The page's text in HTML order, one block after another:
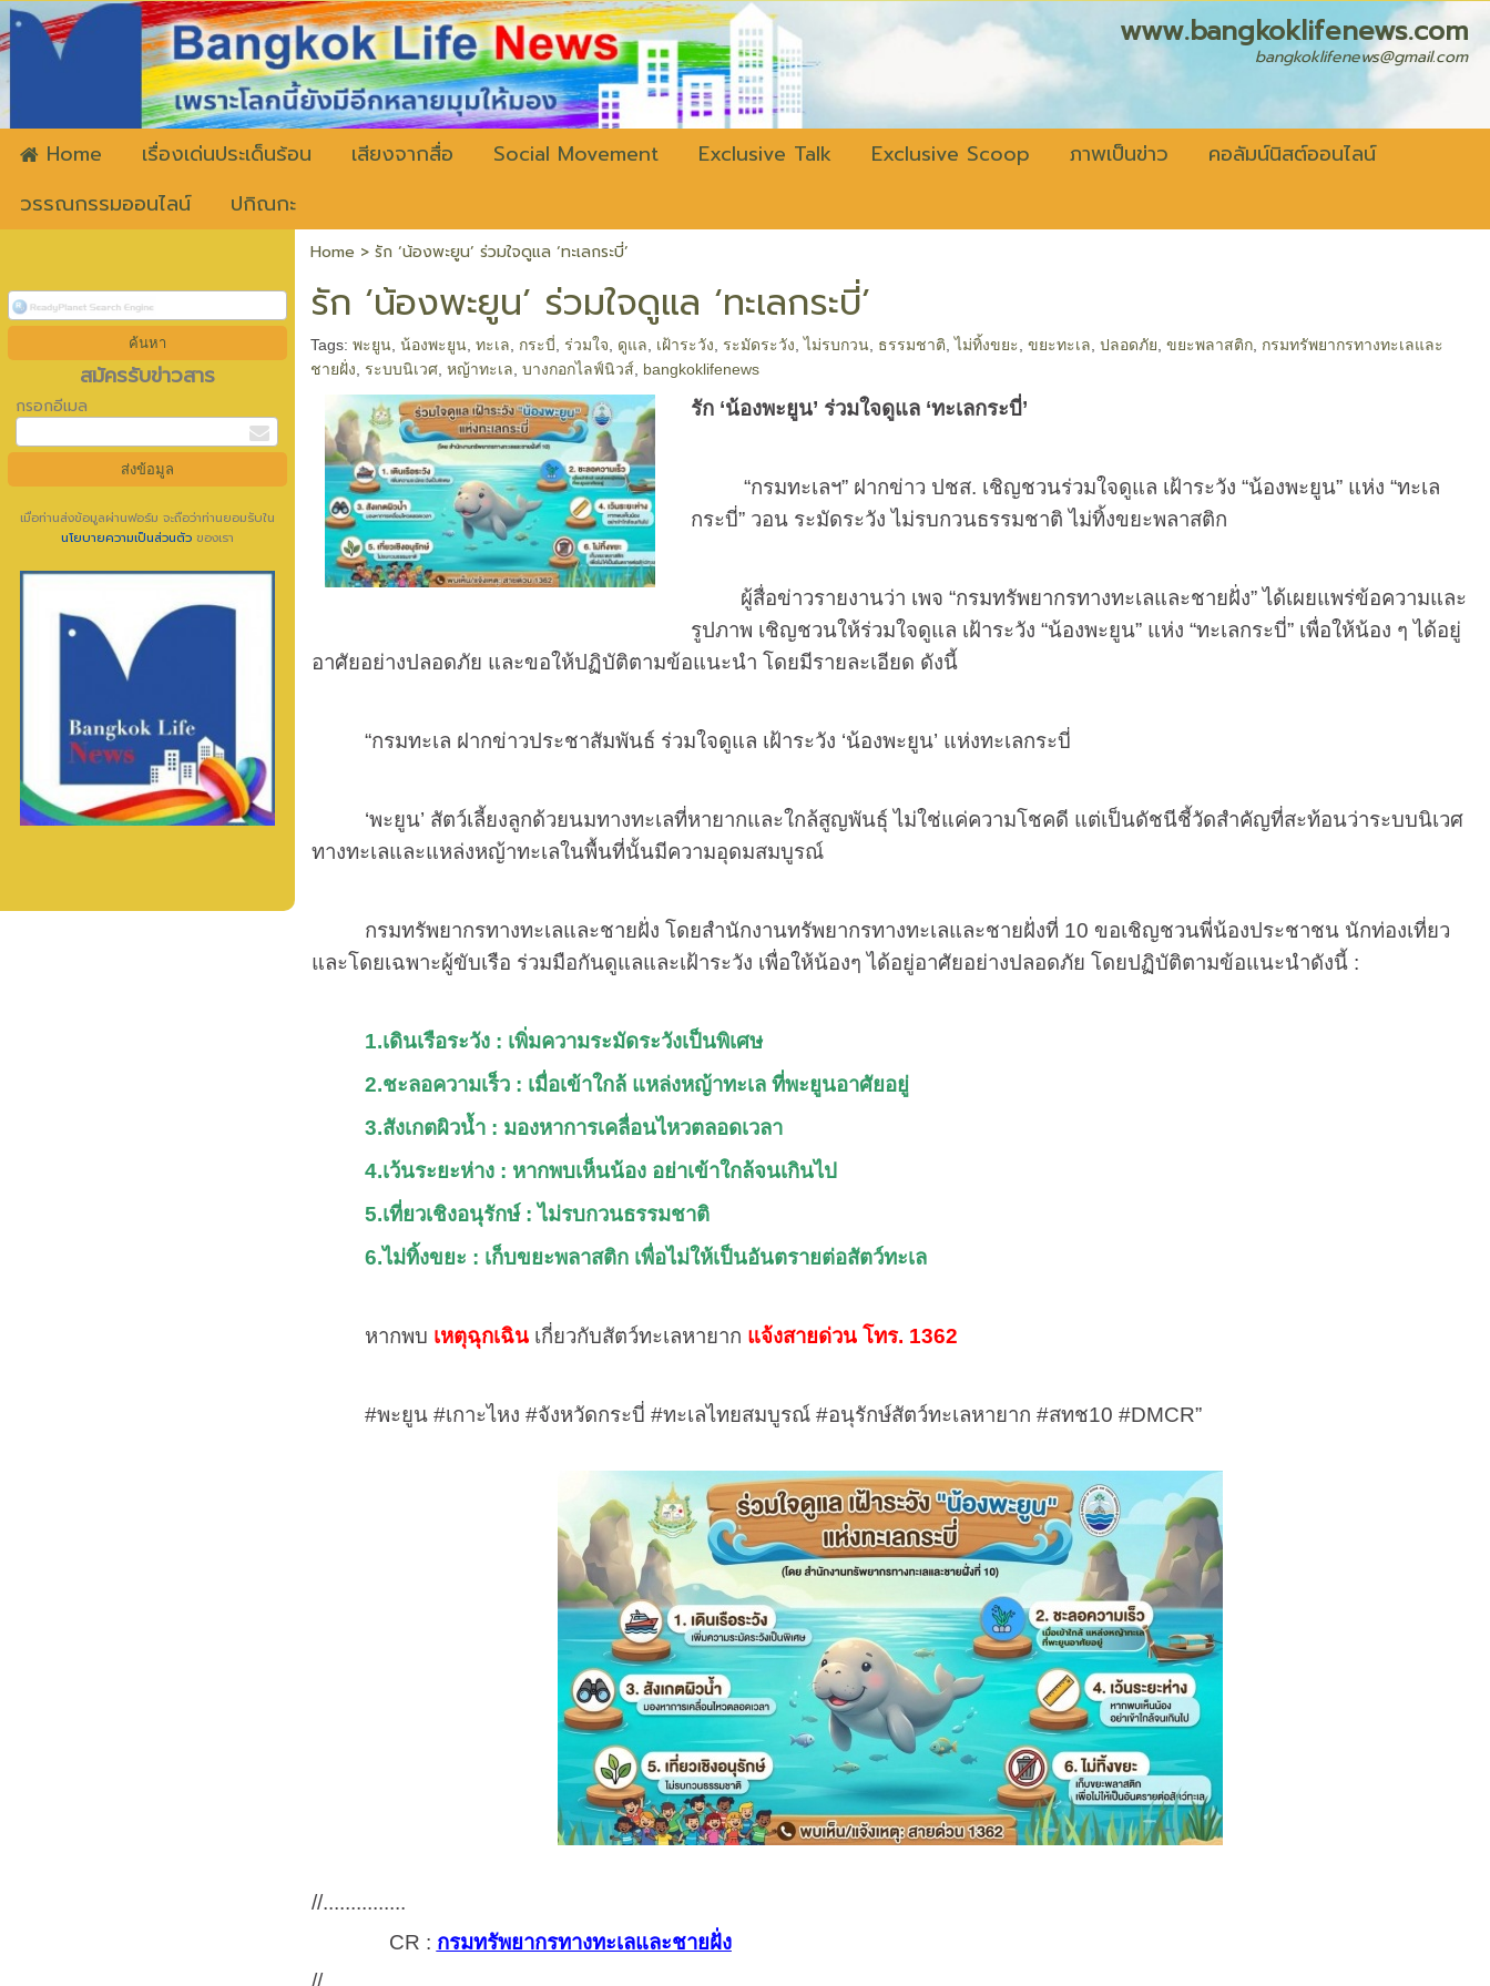
www.bangkoklifenews.com
bangkoklifenews@gmail.com
Home เรื่องเด่นประเด็นร้อน เสียงจากสื่อ Social Movement Exclusive Talk Exclusive Scoop ภาพเป็นข่าว
คอลัมน์นิสต์ออนไลน์
วรรณกรรมออนไลน์
ปกิณกะ
สมัครรับข่าวสาร
กรอกอีเมล
เมื่อท่านส่งข้อมูลผ่านฟอร์ม จะถือว่าท่านยอมรับใน
นโยบายความเป็นส่วนตัว ของเรา
Home > รัก ‘น้องพะยูน’ ร่วมใจดูแล ‘ทะเลกระบี่’
รัก ‘น้องพะยูน’ ร่วมใจดูแล ‘ทะเลกระบี่’
Tags:พะยูน ,น้องพะยูน ,ทะเล กระบี่ ร่วมใจ ดูแล เฝ้าระวัง ระมัดระวัง ,ไม่รบกวน ธรรมชาติ ,ไม่ทิ้งขยะ ,ขยะทะเล ,ปลอดภัย ,ขยะพลาสติก กรมทรัพยากรทางทะเลและ
ชายฝั่ง
ระบบนิเวศ ,หญ้าทะเล ,บางกอกไลฟ์นิวส์ bangkoklifenews
รัก ‘น้องพะยูน’ ร่วมใจดูแล ‘ทะเลกระบี่’
“กรมทะเลฯ” ฝากข่าว ปชส. เชิญชวนร่วมใจดูแล เฝ้าระวัง “น้องพะยูน” แห่ง “ทะเล
กระบี่” วอน ระมัดระวัง ไม่รบกวนธรรมชาติ ไม่ทิ้งขยะพลาสติก
ผู้สื่อข่าวรายงานว่า เพจ “กรมทรัพยากรทางทะเลและชายฝั่ง” ได้เผยแพร่ข้อความและ
รูปภาพ เชิญชวนให้ร่วมใจดูแล เฝ้าระวัง “น้องพะยูน” แห่ง “ทะเลกระบี่” เพื่อให้น้อง ๆ ได้อยู่
อาศัยอย่างปลอดภัย และขอให้ปฏิบัติตามข้อแนะนำ โดยมีรายละเอียด ดังนี้
“กรมทะเล ฝากข่าวประชาสัมพันธ์ ร่วมใจดูแล เฝ้าระวัง ‘น้องพะยูน’ แห่งทะเลกระบี่
‘พะยูน’ สัตว์เลี้ยงลูกด้วยนมทางทะเลที่หายากและใกล้สูญพันธุ์ ไม่ใช่แค่ความโชคดี แต่เป็นดัชนีชี้วัดสำคัญที่สะท้อนว่าระบบนิเวศ
ทางทะเลและแหล่งหญ้าทะเลในพื้นที่นั้นมีความอุดมสมบูรณ์
กรมทรัพยากรทางทะเลและชายฝั่ง โดยสำนักงานทรัพยากรทางทะเลและชายฝั่งที่ 10 ขอเชิญชวนพี่น้องประชาชน นักท่องเที่ยว
และโดยเฉพาะผู้ขับเรือ ร่วมมือกันดูแลและเฝ้าระวัง เพื่อให้น้องๆ ได้อยู่อาศัยอย่างปลอดภัย โดยปฏิบัติตามข้อแนะนำดังนี้ :
1.เดินเรือระวัง : เพิ่มความระมัดระวังเป็นพิเศษ
2.ชะลอความเร็ว : เมื่อเข้าใกล้ แหล่งหญ้าทะเล ที่พะยูนอาศัยอยู่
3.สังเกตผิวน้ำ : มองหาการเคลื่อนไหวตลอดเวลา
4.เว้นระยะห่าง : หากพบเห็นน้อง อย่าเข้าใกล้จนเกินไป
5.เที่ยวเชิงอนุรักษ์ : ไม่รบกวนธรรมชาติ
6.ไม่ทิ้งขยะ : เก็บขยะพลาสติก เพื่อไม่ให้เป็นอันตรายต่อสัตว์ทะเล
หากพบ เหตุฉุกเฉินเกี่ยวกับสัตว์ทะเลหายาก แจ้งสายด่วน โทร. 1362
#พะยูน #เกาะไหง #จังหวัดกระบี่ #ทะเลไทยสมบูรณ์ #อนุรักษ์สัตว์ทะเลหายาก #สทช10 #DMCR”
//...............
CR : กรมทรัพยากรทางทะเลและชายฝั่ง
//...............